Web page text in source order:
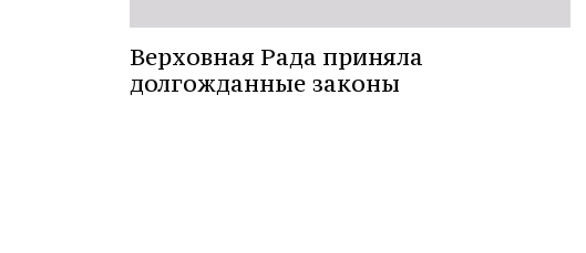
Верховная Рада приняла
долгожданные законы